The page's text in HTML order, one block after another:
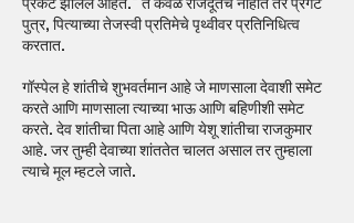
पुत्र, पित्याच्या तेजस्वी प्रतिमेचे पृथ्वीवर प्रतिनिधित्व
करतात.
गॉस्पेल हे शांतीचे शुभवर्तमान आहे जे माणसाला देवाशी समेट
करते आणि माणसाला त्याच्या भाऊ आणि बहिणीशी समेट
करते. देव शांतीचा पिता आहे आणि येशू शांतीचा राजकुमार
आहे. जर तुम्ही देवाच्या शांततेत चालत असाल तर तुम्हाला
त्याचे मूल म्हटले जाते.